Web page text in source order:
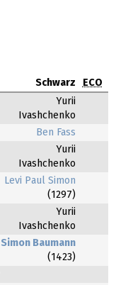
Schwarz
ECO
Yurii
Ivashchenko
Ben Fass
Yurii
Ivashchenko
Levi Paul Simon
(1297)
Yurii
Ivashchenko
Simon Baumann
(1423)